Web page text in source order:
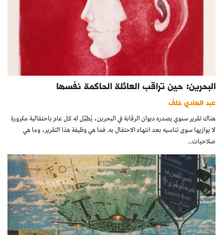
البحرين: حين تراقب العائلة الحاكمة نفسها
عبد الهادي خلف
هناك تقرير سنوي يصدره ديوان الرقابة في البحرين، يُطبَّل له كل عام باحتفالية مكرورة
لا يوازيها سوى تناسيه بعد انتهاء الاحتفال به. فما هي وظيفة هذا التقرير، وما هي
صلاحيات...